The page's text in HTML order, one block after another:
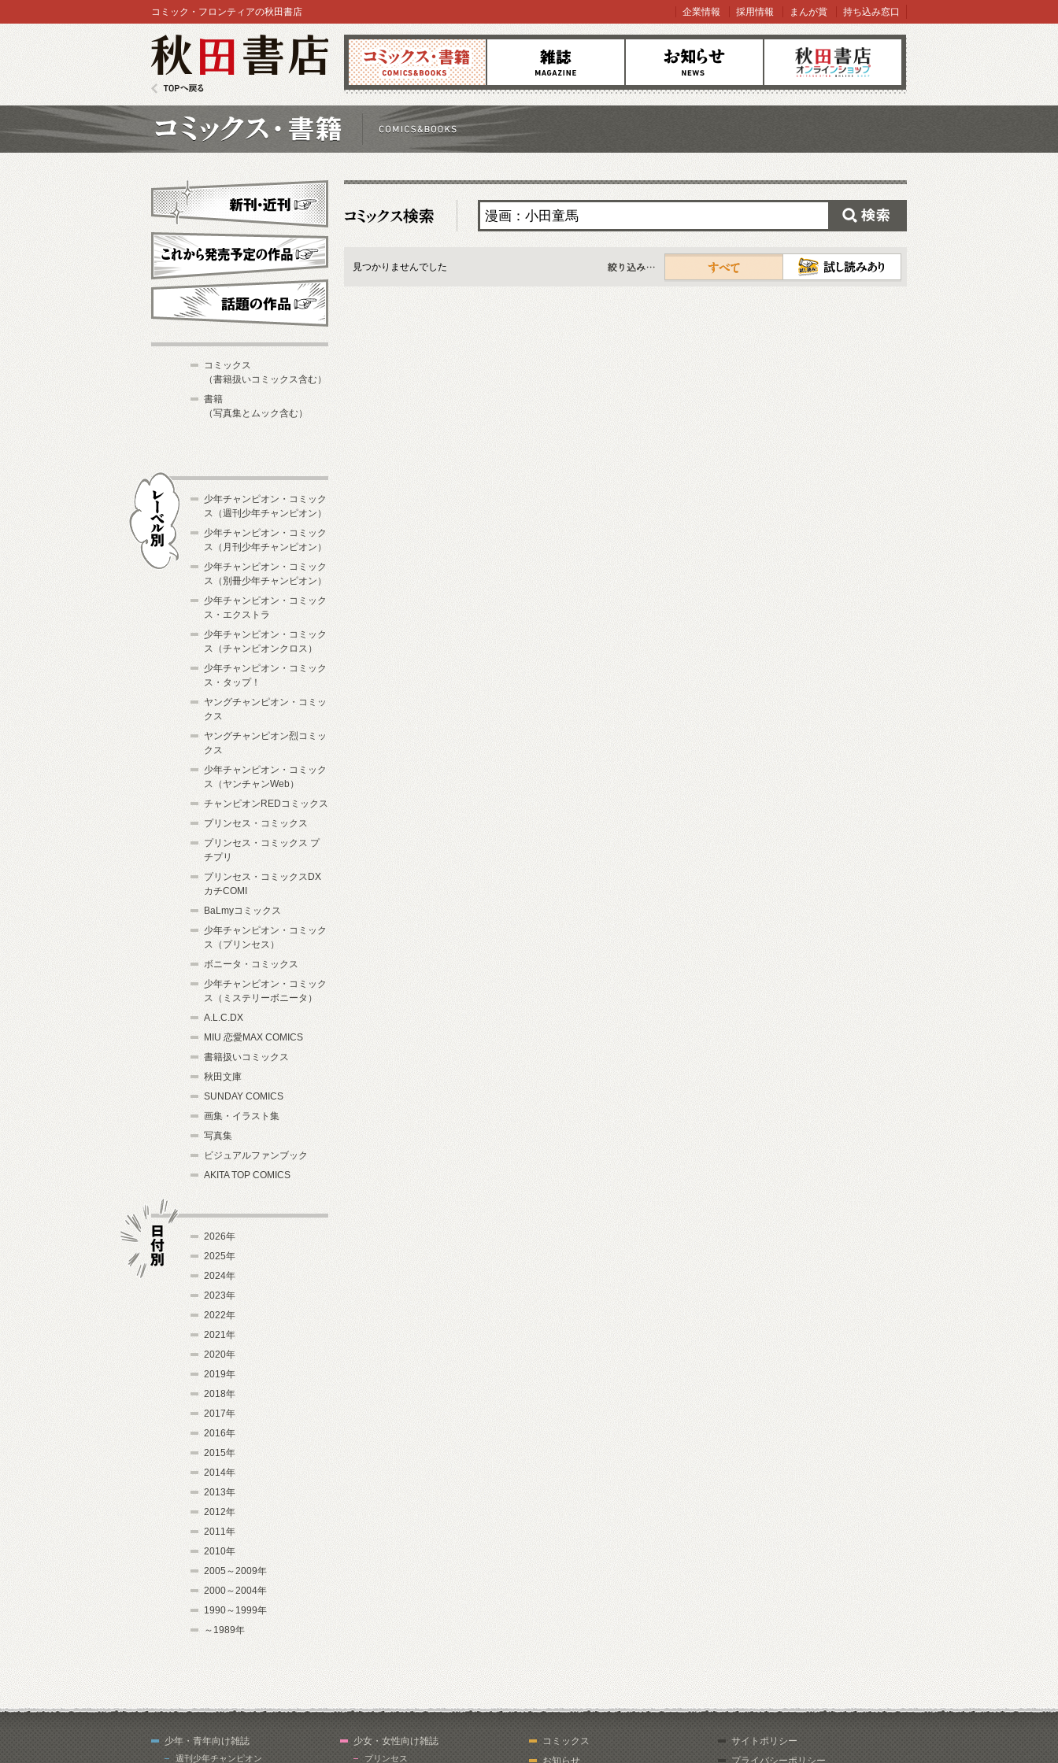
コミックス 雑誌 お知らせ オンラインショップ
コミック・フロンティアの秋田書店 企業情報 採用情報 まんが賞 持ち込み窓口
見つかりませんでした
すべて
新刊・近刊
これから発売予定
コミックス
（書籍扱いコミックス含む）
書籍
（写真集とムック含む）
少年チャンピオン・コミック
ス（週刊少年チャンピオン）
少年チャンピオン・コミック
ス（月刊少年チャンピオン）
少年チャンピオン・コミック
ス（別冊少年チャンピオン）
少年チャンピオン・コミック
ス・エクストラ
少年チャンピオン・コミック
ス（チャンピオンクロス）
少年チャンピオン・コミック
ス・タップ！
ヤングチャンピオン・コミッ
クス
ヤングチャンピオン烈コミッ
クス
少年チャンピオン・コミック
ス（ヤンチャンWeb）
チャンピオンREDコミックス
プリンセス・コミックス
プリンセス・コミックス プ
チプリ
プリンセス・コミックスDX
カチCOMI
BaLmyコミックス
少年チャンピオン・コミック
ス（プリンセス）
ボニータ・コミックス
少年チャンピオン・コミック
ス（ミステリーボニータ）
A.L.C.DX
MIU 恋愛MAX COMICS
書籍扱いコミックス
秋田文庫
SUNDAY COMICS
画集・イラスト集
写真集
ビジュアルファンブック
AKITA TOP COMICS
2026年
2025年
2024年
2023年
2022年
2021年
2020年
2019年
2018年
2017年
2016年
2015年
2014年
2013年
2012年
2011年
2010年
2005～2009年
2000～2004年
1990～1999年
～1989年
少年・青年向け雑誌
週刊少年チャンピオン
少女・女性向け雑誌
プリンセス
コミックス
お知らせ
サイトポリシー
プライバシーポリシー